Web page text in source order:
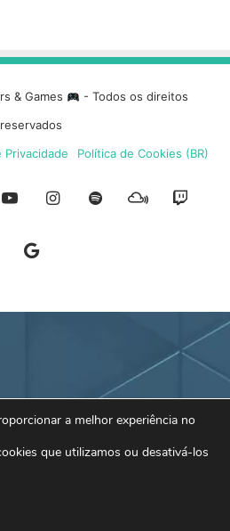
& Games
- Todos os direitos
reservados
Privacidade Política de Cookies (BR)
YouTubeInstagram
SpotifyMixcloud
TikTokGoogle
a melhor experiência no
que utilizamos ou desativá-los